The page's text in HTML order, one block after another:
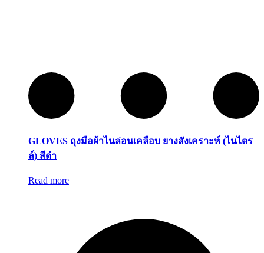
GLOVES ถุงมือผ้าไนล่อนเคลือบ ยางสังเคราะห์ (ไนไตร
ล์) สีดำ
Read more